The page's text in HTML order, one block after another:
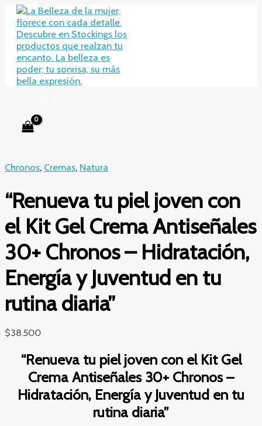
contenido
Chronos, Cremas, Natura
“Renueva tu piel joven con
el Kit Gel Crema Antiseñales
30+ Chronos – Hidratación,
Energía y Juventud en tu
rutina diaria”
$38.500
“Renueva tu piel joven con el Kit Gel
Crema Antiseñales 30+ Chronos –
Hidratación, Energía y Juventud en tu
rutina diaria”